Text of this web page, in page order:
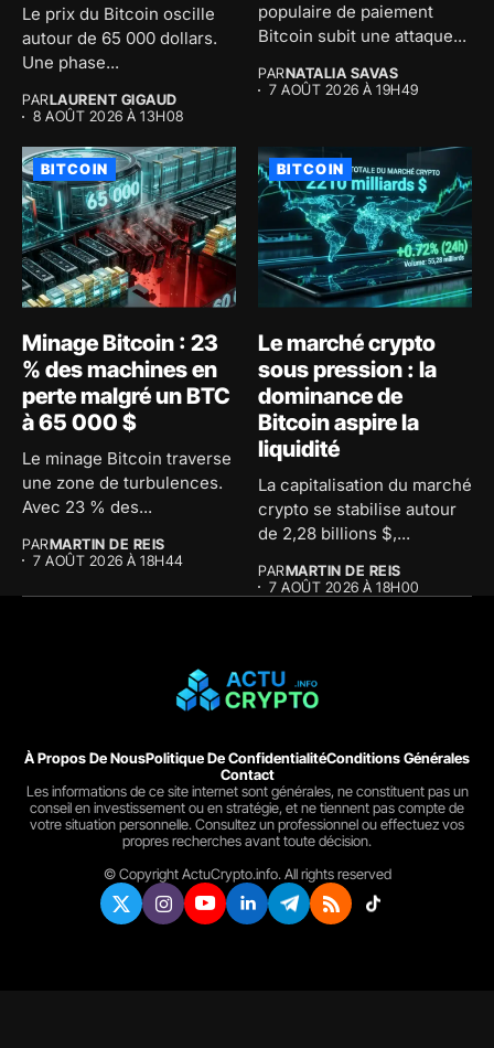
Le prix du Bitcoin oscille
autour de 65 000 dollars.
Une phase...
PARLAURENT GIGAUD
8 AOÛT 2026 À 13H08
populaire de paiement
Bitcoin subit une attaque...
PARNATALIA SAVAS
7 AOÛT 2026 À 19H49
BITCOIN
Minage Bitcoin : 23
% des machines en
perte malgré un BTC
à 65 000 $
Le minage Bitcoin traverse
une zone de turbulences.
Avec 23 % des...
PARMARTIN DE REIS
7 AOÛT 2026 À 18H44
BITCOIN
Le marché crypto
sous pression : la
dominance de
Bitcoin aspire la
liquidité
La capitalisation du marché
crypto se stabilise autour
de 2,28 billions $,...
PARMARTIN DE REIS
7 AOÛT 2026 À 18H00
À Propos De NousPolitique De ConfidentialitéConditions Générales
Contact
Les informations de ce site internet sont générales, ne constituent pas un
conseil en investissement ou en stratégie, et ne tiennent pas compte de
votre situation personnelle. Consultez un professionnel ou effectuez vos
propres recherches avant toute décision.
© Copyright ActuCrypto.info. All rights reserved